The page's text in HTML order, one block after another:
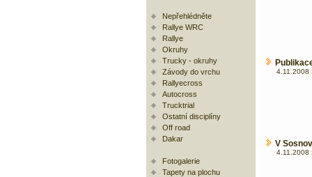
Nepřehlédněte
Rallye WRC
Rallye
Okruhy
Trucky - okruhy
Závody do vrchu
Rallyecross
Autocross
Trucktrial
Ostatní disciplíny
Off road
Dakar
Fotogalerie
Tapety na plochu
4.11.2008
V
4.11.2008